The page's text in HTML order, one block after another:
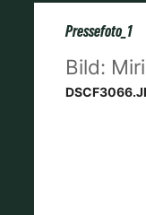
Pressefoto_1
Bild: